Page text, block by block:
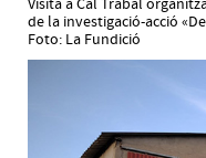
de la investigació-acció
Foto: La Fundició